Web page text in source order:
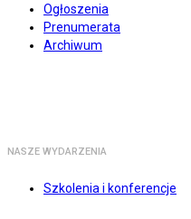
Ogłoszenia
Prenumerata
Archiwum
NASZE WYDARZENIA
Szkolenia i konferencje